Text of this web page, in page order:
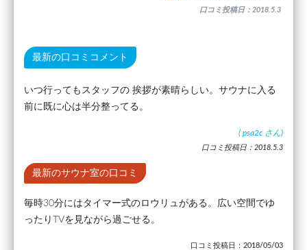
口コミ投稿日：2018.5.3
最新の口コミコメント
いつ行ってもスタッフの 挨拶が素晴らしい。サウナに入る
前に既に心は半分整ってる。
( psa2c さん)
口コミ投稿日：2018.5.3
最新のサウナ室の口コミ
毎時30分にはタイマー式のロウリュがある。広い空間でゆ
ったりTVを見ながら過ごせる。
口コミ投稿日：2018/05/03